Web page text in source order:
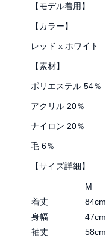
【モデル着用】
【カラー】
レッド x ホワイト
【素材】
ポリエステル 54％
アクリル 20％
ナイロン 20％
毛 6％
【サイズ詳細】
M
着丈
84cm
身幅
47cm
袖丈
58cm